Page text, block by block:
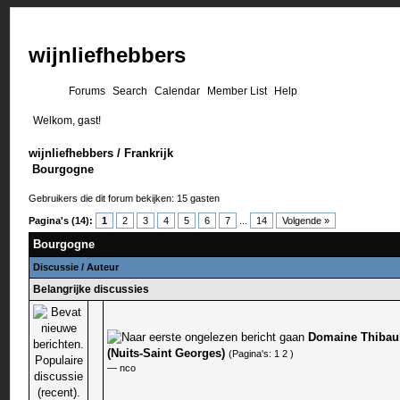
wijnliefhebbers
Forums Search Calendar Member List Help
Welkom, gast!
wijnliefhebbers / Frankrijk
Bourgogne
Gebruikers die dit forum bekijken: 15 gasten
Pagina's (14): 1 2 3 4 5 6 7 14 Volgende »
Bourgogne
Discussie /Auteur
Belangrijke discussies
Domaine
(Nuits-Saint Georges) (Pagina's: 1 2 )
—nco
0 stem - 0 van 5 gemiddeld